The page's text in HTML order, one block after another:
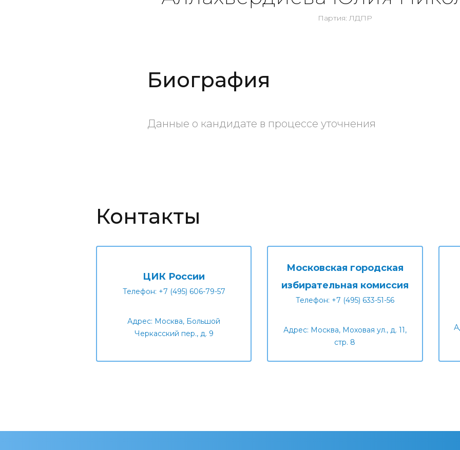
Партия: ЛДПР
Биография
Данные о кандидате в процессе уточнения
Контакты
ЦИК России
Телефон: +7 (495) 606-79-57
Адрес: Москва, Большой
Черкасский пер., д. 9
Московская городская
избирательная комиссия
Телефон: +7 (495) 633-51-56
Адрес: Москва, Моховая ул., д. 11,
стр. 8